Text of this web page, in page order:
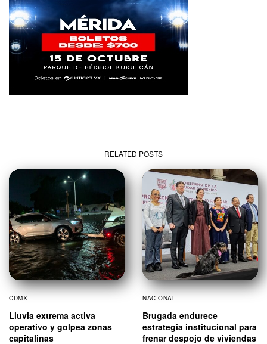
RELATED POSTS
CDMX
Lluvia extrema activa
operativo y golpea zonas
capitalinas
NACIONAL
Brugada endurece
estrategia institucional para
frenar despojo de viviendas